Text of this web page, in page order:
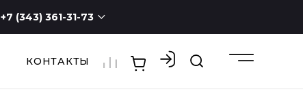
+7 (343) 361-31-73
+7 (343) 361-31-73
КОНТАКТЫ